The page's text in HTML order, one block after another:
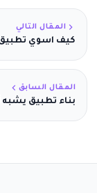
المقال التالي
كيف اسوي
المقال السابق
بناء تطبيق يشبه